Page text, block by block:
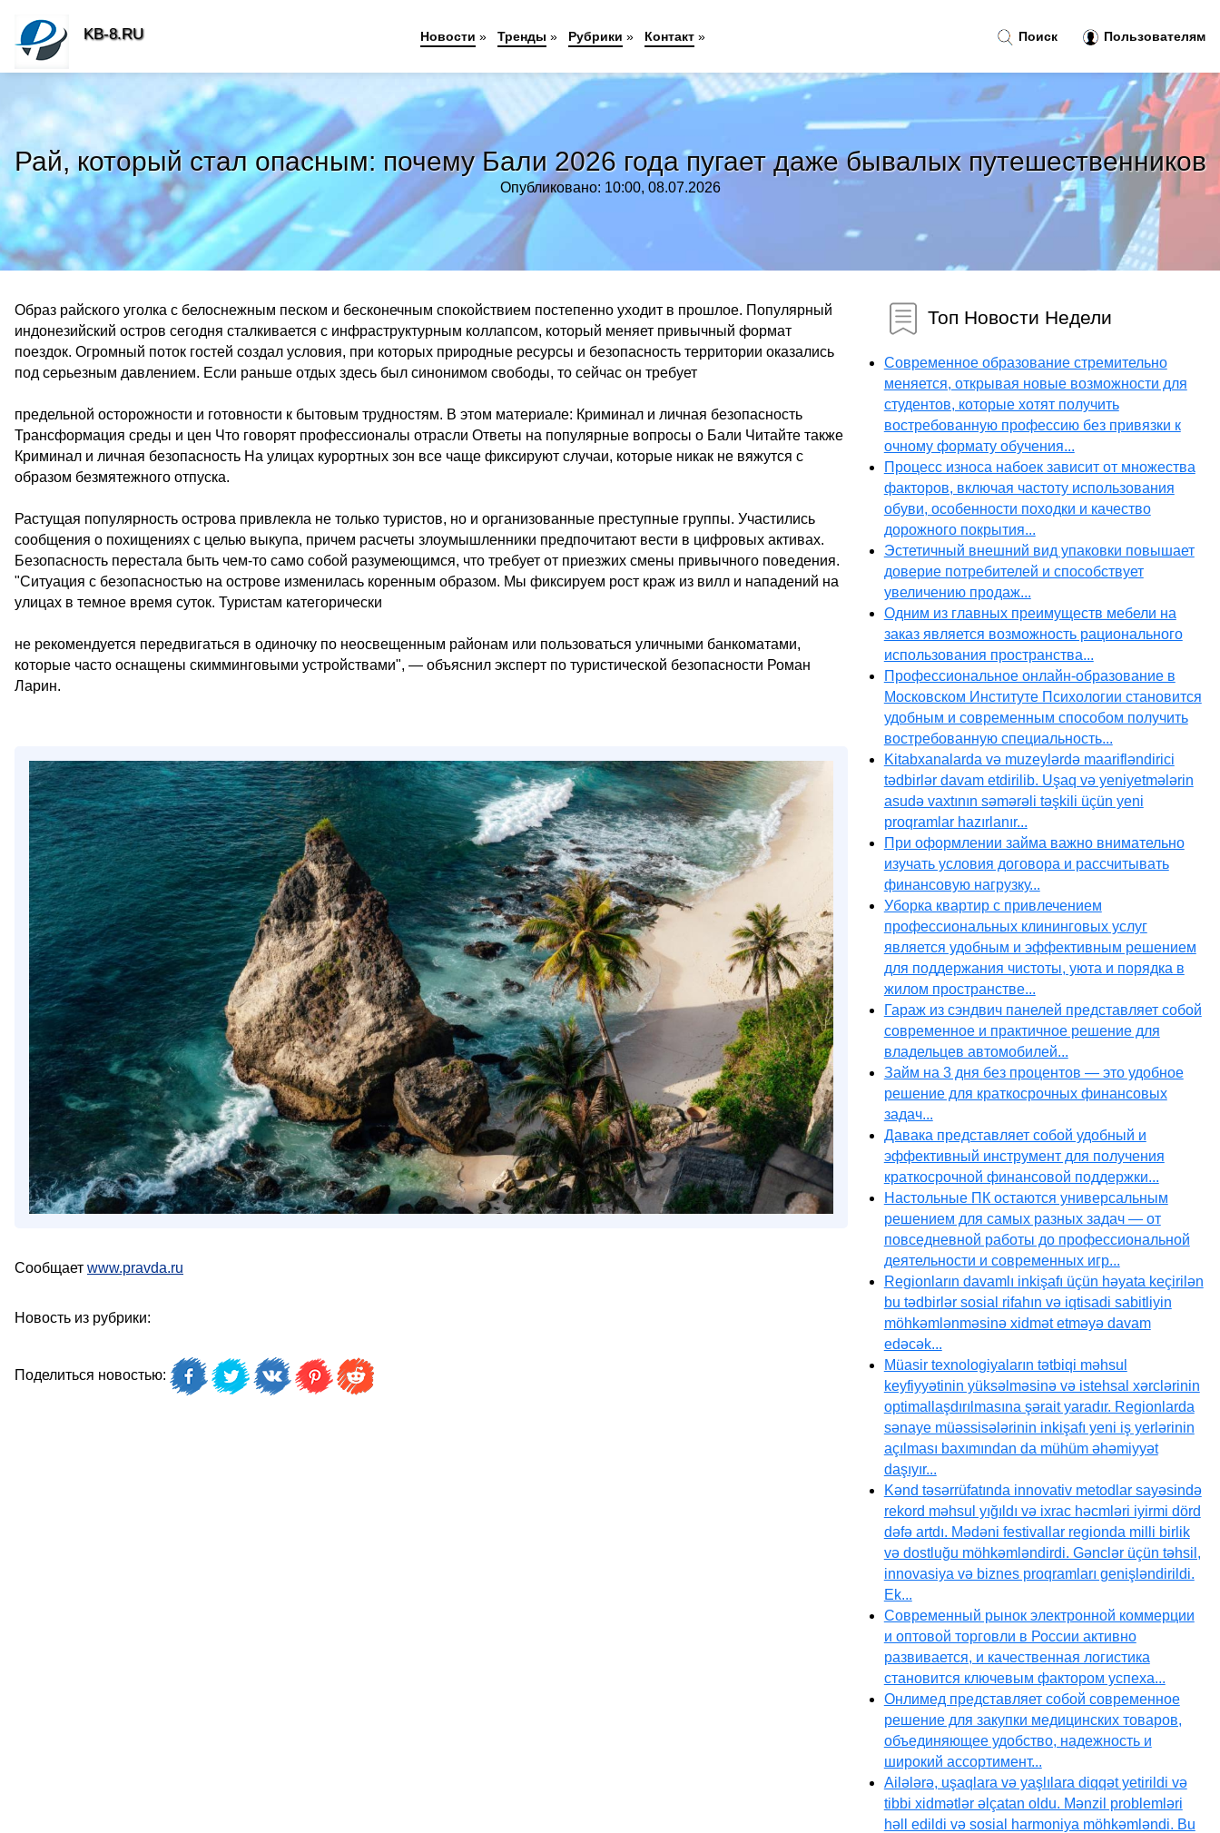
Рай, который стал опасным: почему Бали 2026 года пугает даже бывалых путешественников
Опубликовано: 10:00, 08.07.2026
Образ райского уголка с белоснежным песком и бесконечным спокойствием постепенно уходит в прошлое. Популярный
индонезийский остров сегодня сталкивается с инфраструктурным коллапсом, который меняет привычный формат
поездок. Огромный поток гостей создал условия, при которых природные ресурсы и безопасность территории оказались
под серьезным давлением. Если раньше отдых здесь был синонимом свободы, то сейчас он требует
предельной осторожности и готовности к бытовым трудностям. В этом материале: Криминал и личная безопасность
Трансформация среды и цен Что говорят профессионалы отрасли Ответы на популярные вопросы о Бали Читайте также
Криминал и личная безопасность На улицах курортных зон все чаще фиксируют случаи, которые никак не вяжутся с
образом безмятежного отпуска.
Растущая популярность острова привлекла не только туристов, но и организованные преступные группы. Участились
сообщения о похищениях с целью выкупа, причем расчеты злоумышленники предпочитают вести в цифровых активах.
Безопасность перестала быть чем-то само собой разумеющимся, что требует от приезжих смены привычного поведения.
"Ситуация с безопасностью на острове изменилась коренным образом. Мы фиксируем рост краж из вилл и нападений на
улицах в темное время суток. Туристам категорически
не рекомендуется передвигаться в одиночку по неосвещенным районам или пользоваться уличными банкоматами,
которые часто оснащены скимминговыми устройствами", — объяснил эксперт по туристической безопасности Роман
Ларин.
Сообщает www.pravda.ru
Новость из рубрики:
Поделиться новостью:
Топ Новости Недели
Современное образование стремительно
меняется, открывая новые возможности для
студентов, которые хотят получить
востребованную профессию без привязки к
очному формату обучения...
Процесс износа набоек зависит от множества
факторов, включая частоту использования
обуви, особенности походки и качество
дорожного покрытия...
Эстетичный внешний вид упаковки повышает
доверие потребителей и способствует
увеличению продаж...
Одним из главных преимуществ мебели на
заказ является возможность рационального
использования пространства...
Профессиональное онлайн-образование в
Московском Институте Психологии становится
удобным и современным способом получить
востребованную специальность...
Kitabxanalarda və muzeylərdə maarifləndirici
tədbirlər davam etdirilib. Uşaq və yeniyetmələrin
asudə vaxtının səmərəli təşkili üçün yeni
proqramlar hazırlanır...
При оформлении займа важно внимательно
изучать условия договора и рассчитывать
финансовую нагрузку...
Уборка квартир с привлечением
профессиональных клининговых услуг
является удобным и эффективным решением
для поддержания чистоты, уюта и порядка в
жилом пространстве...
Гараж из сэндвич панелей представляет собой
современное и практичное решение для
владельцев автомобилей...
Займ на 3 дня без процентов — это удобное
решение для краткосрочных финансовых
задач...
Давака представляет собой удобный и
эффективный инструмент для получения
краткосрочной финансовой поддержки...
Настольные ПК остаются универсальным
решением для самых разных задач — от
повседневной работы до профессиональной
деятельности и современных игр...
Regionların davamlı inkişafı üçün həyata keçirilən
bu tədbirlər sosial rifahın və iqtisadi sabitliyin
möhkəmlənməsinə xidmət etməyə davam
edəcək...
Müasir texnologiyaların tətbiqi məhsul
keyfiyyətinin yüksəlməsinə və istehsal xərclərinin
optimallaşdırılmasına şərait yaradır. Regionlarda
sənaye müəssisələrinin inkişafı yeni iş yerlərinin
açılması baxımından da mühüm əhəmiyyət
daşıyır...
Kənd təsərrüfatında innovativ metodlar sayəsində
rekord məhsul yığıldı və ixrac həcmləri iyirmi dörd
dəfə artdı. Mədəni festivallar regionda milli birlik
və dostluğu möhkəmləndirdi. Gənclər üçün təhsil,
innovasiya və biznes proqramları genişləndirildi.
Ek...
Современный рынок электронной коммерции
и оптовой торговли в России активно
развивается, и качественная логистика
становится ключевым фактором успеха...
Онлимед представляет собой современное
решение для закупки медицинских товаров,
объединяющее удобство, надежность и
широкий ассортимент...
Ailələrə, uşaqlara və yaşlılara diqqət yetirildi və
tibbi xidmətlər əlçatan oldu. Mənzil problemləri
həll edildi və sosial harmoniya möhkəmləndi. Bu
Поиск Пользователям
KB-8.RU Новости » Тренды » Рубрики » Контакт »